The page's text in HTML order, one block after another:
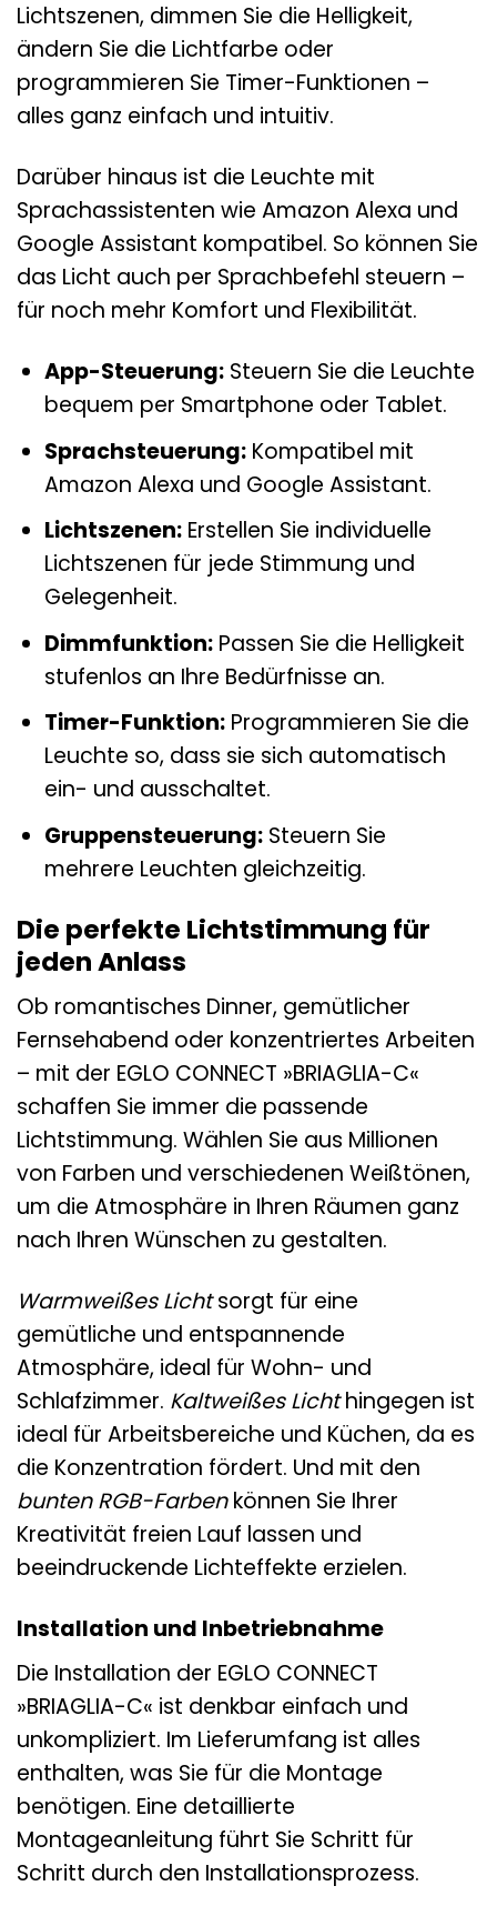
Lichtszenen, dimmen Sie die Helligkeit,
ändern Sie die Lichtfarbe oder
programmieren Sie Timer-Funktionen –
alles ganz einfach und intuitiv.
Darüber hinaus ist die Leuchte mit
Sprachassistenten wie Amazon Alexa und
Google Assistant kompatibel. So können Sie
das Licht auch per Sprachbefehl steuern –
für noch mehr Komfort und Flexibilität.
App-Steuerung:Steuern Sie die Leuchte
bequem per Smartphone oder Tablet.
Sprachsteuerung:Kompatibel mit
Amazon Alexa und Google Assistant.
Lichtszenen:Erstellen Sie individuelle
Lichtszenen für jede Stimmung und
Gelegenheit.
Dimmfunktion:Passen Sie die Helligkeit
stufenlos an Ihre Bedürfnisse an.
Timer-Funktion:Programmieren Sie die
Leuchte so, dass sie sich automatisch
ein- und ausschaltet.
Gruppensteuerung:Steuern Sie
mehrere Leuchten gleichzeitig.
Die perfekte Lichtstimmung für
jeden Anlass
Ob romantisches Dinner, gemütlicher
Fernsehabend oder konzentriertes Arbeiten
– mit der EGLO CONNECT »BRIAGLIA-C«
schaffen Sie immer die passende
Lichtstimmung. Wählen Sie aus Millionen
von Farben und verschiedenen Weißtönen,
um die Atmosphäre in Ihren Räumen ganz
nach Ihren Wünschen zu gestalten.
Warmweißes Lichtsorgt für eine
gemütliche und entspannende
Atmosphäre, ideal für Wohn- und
Schlafzimmer. Kaltweißes Lichthingegen ist
ideal für Arbeitsbereiche und Küchen, da es
die Konzentration fördert. Und mit den
bunten RGB-Farbenkönnen Sie Ihrer
Kreativität freien Lauf lassen und
beeindruckende Lichteffekte erzielen.
Installation und Inbetriebnahme
Die Installation der EGLO CONNECT
»BRIAGLIA-C« ist denkbar einfach und
unkompliziert. Im Lieferumfang ist alles
enthalten, was Sie für die Montage
benötigen. Eine detaillierte
Montageanleitung führt Sie Schritt für
Schritt durch den Installationsprozess.